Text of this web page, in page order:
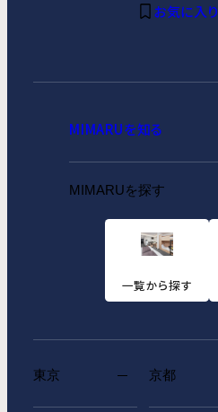
お気に入り
MIMARUを知る
MIMARUを探す
一覧から探す
東京 京都